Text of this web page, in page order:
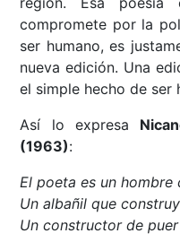
compromete por la
ser humano, es
nueva edición. Una
el simple hecho de ser
Así lo expresa
(1963):
Elpoeta es un hombre
Un albañil que
Un constructor de